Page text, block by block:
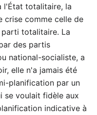
l'État totalitaire, la
crise comme celle de
parti totalitaire. La
des partis
national-socialiste, a
elle n'a jamais été
planification par un
se voulait fidèle aux
indicative à